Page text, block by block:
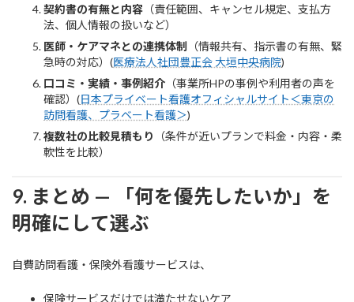
契約書の有無と内容 （責任範囲、キャンセル規定、支払方
法、個人情報の扱いなど）
医師・ケアマネとの連携体制 （情報共有、指示書の有無、緊
急時の対応）(医療法人社団豊正会 大垣中央病院)
口コミ・実績・事例紹介 （事業所HPの事例や利用者の声を
確認）(日本プライベート看護オフィシャルサイト＜東京の
訪問看護、プラベート看護＞)
複数社の比較見積もり
（条件が近いプランで料金・内容・柔
軟性を比較）
9. まとめ — 「何を優先したいか」を
明確にして選ぶ
自費訪問看護・保険外看護サービスは、
保険サービスだけでは満たせないケア